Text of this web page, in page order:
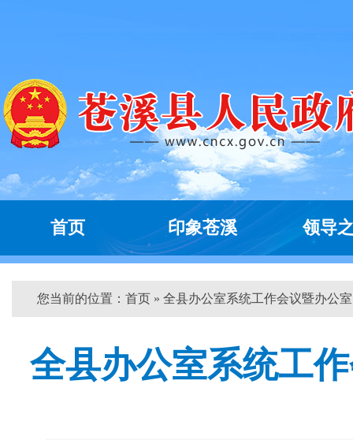
首页 印象苍溪 领导
您当前的位置： 首页 » 全县办公室系统工作会议暨办公
全县办公室系统工